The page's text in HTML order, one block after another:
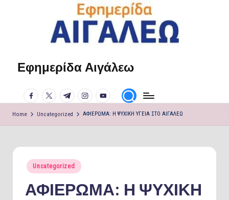
Εφημερίδα Αιγάλεω
φωνή
σου!
facebook.com
twitter.com
t.me instagram.com
youtube.com
Home Uncategorized ΑΦΙΕΡΩΜΑ: Η ΨΥΧΙΚΗ ΥΓΕΙΑ ΣΤΟ ΑΙΓΑΛΕΩ
Posted
in
Uncategorized
ΑΦΙΕΡΩΜΑ: Η ΨΥΧΙΚΗ